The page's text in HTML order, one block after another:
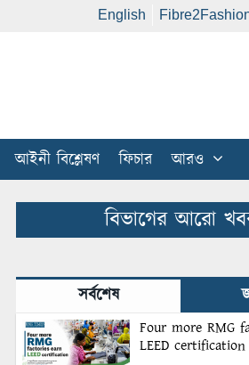
English
আইনী বিশ্লেষণ ফিচার আরও
বিভাগের আরো
সর্বশেষ
Four more RMG
LEED certification